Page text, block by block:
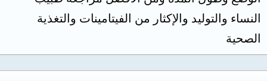
النساء والتوليد والإكثار من الفيتامينات والتغذية
الصحية